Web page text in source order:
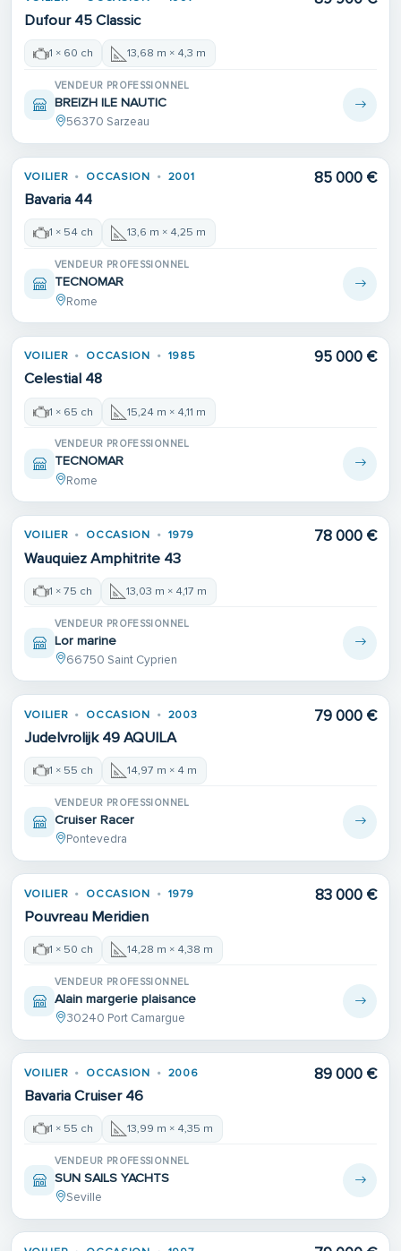
Dufour 45 Classic
1 × 60 ch 13,68 m × 4,3 m
VENDEUR PROFESSIONNEL
BREIZH ILE NAUTIC
56370 Sarzeau
VOILIER OCCASION 2001
Bavaria 44
85 000 €
1 × 54 ch 13,6 m × 4,25 m
VENDEUR PROFESSIONNEL
TECNOMAR
Rome
VOILIER OCCASION 1985
Celestial 48
95 000 €
1 × 65 ch 15,24 m × 4,11 m
VENDEUR PROFESSIONNEL
TECNOMAR
Rome
VOILIER OCCASION 1979
Wauquiez Amphitrite 43
78 000 €
1 × 75 ch 13,03 m × 4,17 m
VENDEUR PROFESSIONNEL
Lor marine
66750 Saint Cyprien
VOILIER OCCASION 2003
Judelvrolijk 49 AQUILA
79 000 €
1 × 55 ch 14,97 m × 4 m
VENDEUR PROFESSIONNEL
Cruiser Racer
Pontevedra
VOILIER OCCASION 1979
Pouvreau Meridien
83 000 €
1 × 50 ch 14,28 m × 4,38 m
VENDEUR PROFESSIONNEL
Alain margerie plaisance
30240 Port Camargue
VOILIER OCCASION 2006
Bavaria Cruiser 46
89 000 €
1 × 55 ch 13,99 m × 4,35 m
VENDEUR PROFESSIONNEL
SUN SAILS YACHTS
Seville